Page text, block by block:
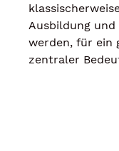
Ausbildung
werden, für ein
zentraler